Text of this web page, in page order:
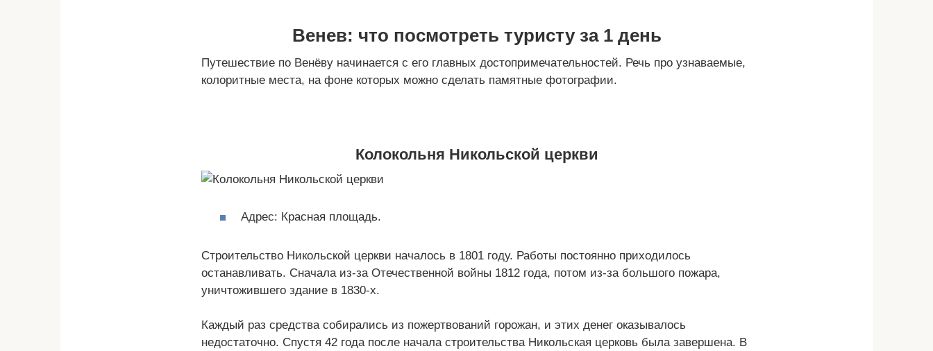
Венев: что посмотреть туристу за 1 день
Путешествие по Венёву начинается с его главных достопримечательностей. Речь про узнаваемые,
колоритные места, на фоне которых можно сделать памятные фотографии.
Колокольня Никольской церкви
Адрес: Красная площадь.
Строительство Никольской церкви началось в 1801 году. Работы постоянно приходилось
останавливать. Сначала из-за Отечественной войны 1812 года, потом из-за большого пожара,
уничтожившего здание в 1830-х.
Каждый раз средства собирались из пожертвований горожан, и этих денег оказывалось
недостаточно. Спустя 42 года после начала строительства Никольская церковь была завершена. В